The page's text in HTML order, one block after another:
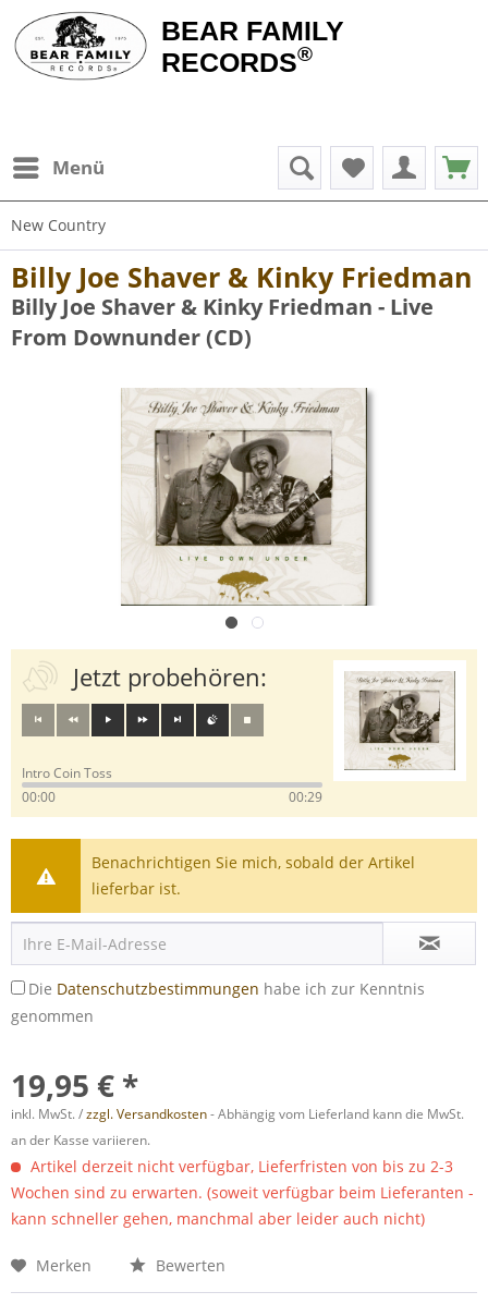
BEAR FAMILY
RECORDS®
Menü
New Country
Billy Joe Shaver & Kinky Friedman
Billy Joe Shaver & Kinky Friedman - Live
From Downunder (CD)
Jetzt probehören:
Intro Coin Toss
00:00
00:29
Benachrichtigen Sie mich, sobald der Artikel
lieferbar ist.
Die Datenschutzbestimmungen habe ich zur Kenntnis
genommen
19,95 € *
inkl. MwSt. /zzgl. Versandkosten- Abhängig vom Lieferland kann die MwSt.
an der Kasse variieren.
Artikel derzeit nicht verfügbar, Lieferfristen von bis zu 2-3
Wochen sind zu erwarten. (soweit verfügbar beim Lieferanten -
kann schneller gehen, manchmal aber leider auch nicht)
Merken Bewerten